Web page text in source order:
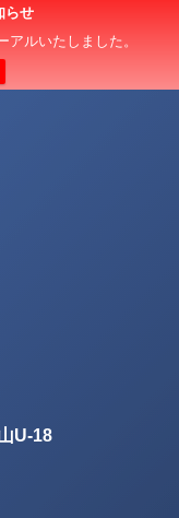
らせ
ルいたしました。
U-18